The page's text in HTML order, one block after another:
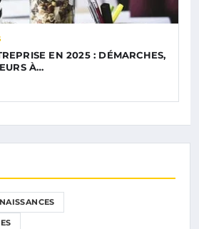
EN 2025 : DÉMARCHES,
À…